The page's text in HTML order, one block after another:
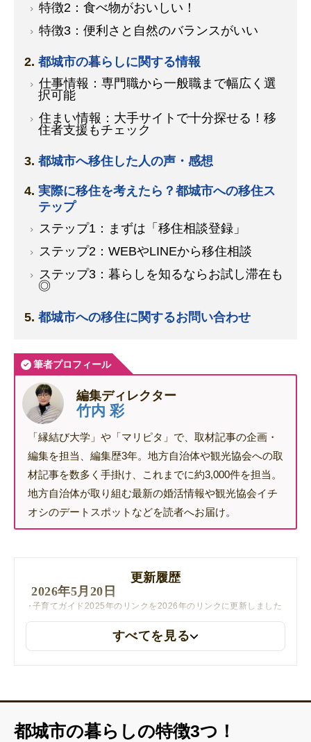
特徴2：食べ物がおいしい！
特徴3：便利さと自然のバランスがいい
都城市の暮らしに関する情報
仕事情報：専門職から一般職まで幅広く選
択可能
住まい情報：大手サイトで十分探せる！移
住者支援もチェック
都城市へ移住した人の声・感想
実際に移住を考えたら？都城市への移住ス
テップ
ステップ1：まずは「移住相談登録」
ステップ2：WEBやLINEから移住相談
ステップ3：暮らしを知るならお試し滞在も
◎
都城市への移住に関するお問い合わせ
筆者プロフィール
編集ディレクター
竹内 彩
「縁結び大学」や「マリピタ」で、取材記事の企画・
編集を担当、編集歴3年。地方自治体や観光協会への取
材記事を数多く手掛け、これまでに約3,000件を担当。
地方自治体が取り組む最新の婚活情報や観光協会イチ
オシのデートスポットなどを読者へお届け。
更新履歴
2026年5月20日
子育てガイド2025年のリンクを2026年のリンクに更新しました
2026年4月15日
世帯」→人口：158,994人、世帯数：74,211世帯、※令和8年3
月1日現在）
すべてを見る
都城市の暮らしの特徴3つ！